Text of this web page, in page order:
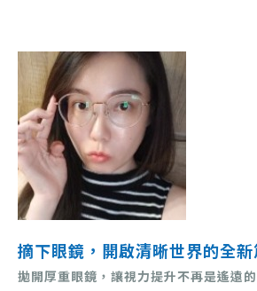
摘下眼鏡，開啟清晰世界的全新
拋開厚重眼鏡，讓視力提升不再是遙遠